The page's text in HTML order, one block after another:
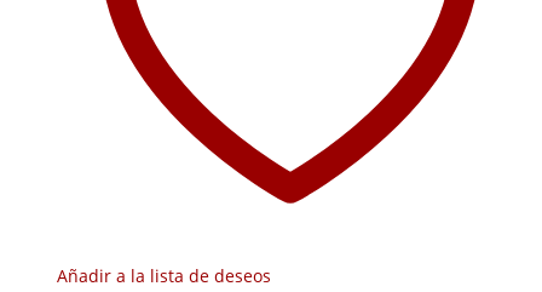
Añadir a la lista de deseos